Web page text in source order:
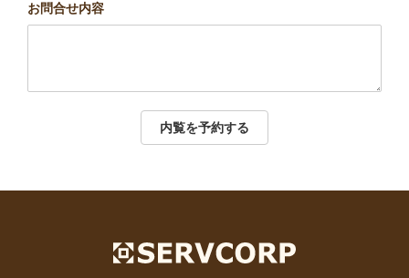
お問合せ内容
内覧を予約する